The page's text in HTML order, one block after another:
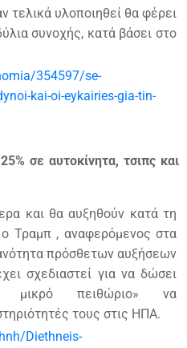
τελικά υλοποιηθεί θα φέρει
συνοχής, κατά βάσει στο
354597/se-
kai-oi-eykairies-gia-tin-
σε αυτοκίνητα, τσιπς και
και θα αυξηθούν κατά τη
ο Τραμπ , αναφερόμενος στα
πρόσθετων αυξήσεων
σχεδιαστεί για να δώσει
μικρό πειθώριο» να
τους στις ΗΠΑ.
Diethneis-